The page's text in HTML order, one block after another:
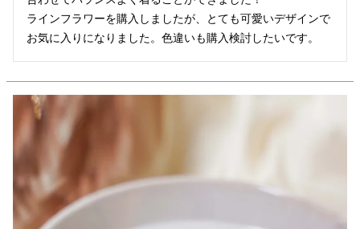
ラインフラワーを購入しましたが、とても可愛いデザインで
お気に入りになりました。色違いも購入検討したいです。